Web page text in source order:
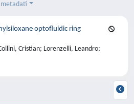
optofluidic ring
Cristian; Lorenzelli, Leandro;